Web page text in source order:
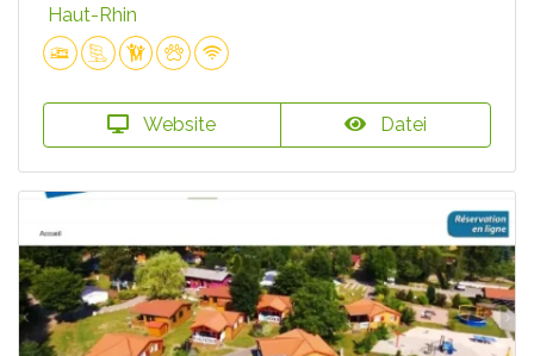
Haut-Rhin
Website Datei